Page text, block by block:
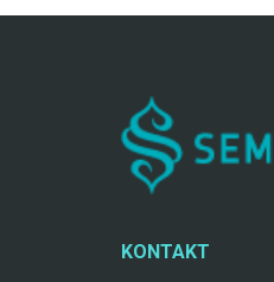
KONTAKT